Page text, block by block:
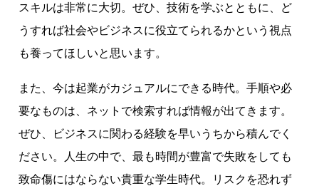
スキルは非常に大切。ぜひ、技術を学ぶとともに、ど
うすれば社会やビジネスに役立てられるかという視点
も養ってほしいと思います。
また、今は起業がカジュアルにできる時代。手順や必
要なものは、ネットで検索すれば情報が出てきます。
ぜひ、ビジネスに関わる経験を早いうちから積んでく
ださい。人生の中で、最も時間が豊富で失敗をしても
致命傷にはならない貴重な学生時代。リスクを恐れず